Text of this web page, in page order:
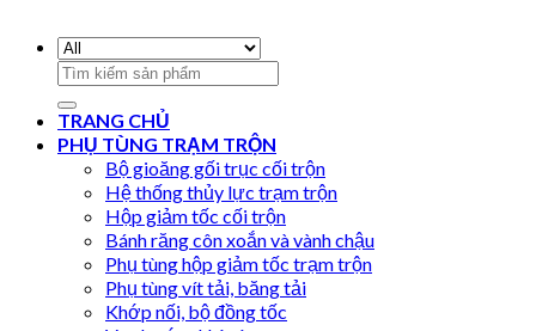
Search
for:
TRANG CHỦ
PHỤ TÙNG TRẠM TRỘN
Bộ gioăng gối trục cối trộn
Hệ thống thủy lực trạm trộn
Hộp giảm tốc cối trộn
Bánh răng côn xoắn và vành chậu
Phụ tùng hộp giảm tốc trạm trộn
Phụ tùng vít tải, băng tải
Khớp nối, bộ đồng tốc